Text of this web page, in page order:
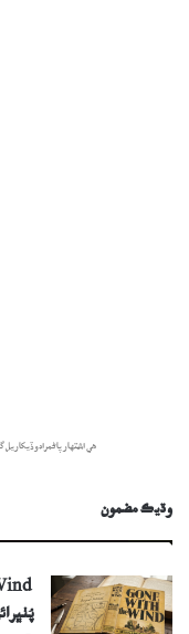
هي اشتهار پاڻمرادو
وڌيڪ مضمون